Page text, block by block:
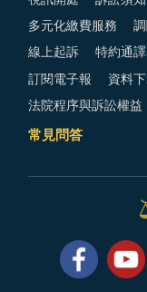
多元化繳費服務
線上起訴 特約通
訂閱電子報 資料
法院程序與訴訟權益
常見問答